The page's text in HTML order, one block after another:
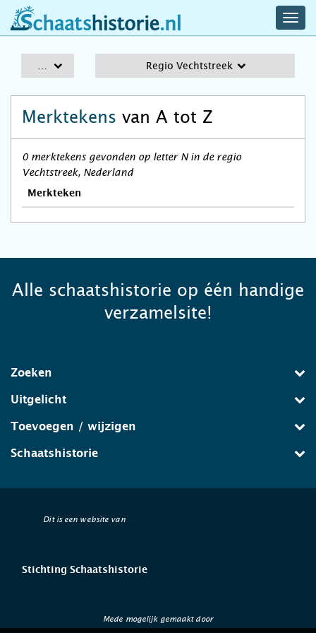
schaatshistorie.nl
Regio Vechtstreek
Merktekens van A tot Z
0 merktekens gevonden op letter N in de regio
Vechtstreek, Nederland
Merkteken
Alle schaatshistorie op één handige
verzamelsite!
Zoeken
Uitgelicht
Toevoegen / wijzigen
Schaatshistorie
Dit is een website van
Stichting Schaatshistorie
Mede mogelijk gemaakt door